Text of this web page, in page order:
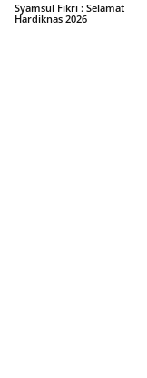
Syamsul Fikri : Selamat
Hardiknas 2026